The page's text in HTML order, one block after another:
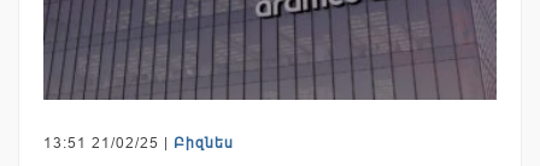
13:51 21/02/25 | Բիզնես